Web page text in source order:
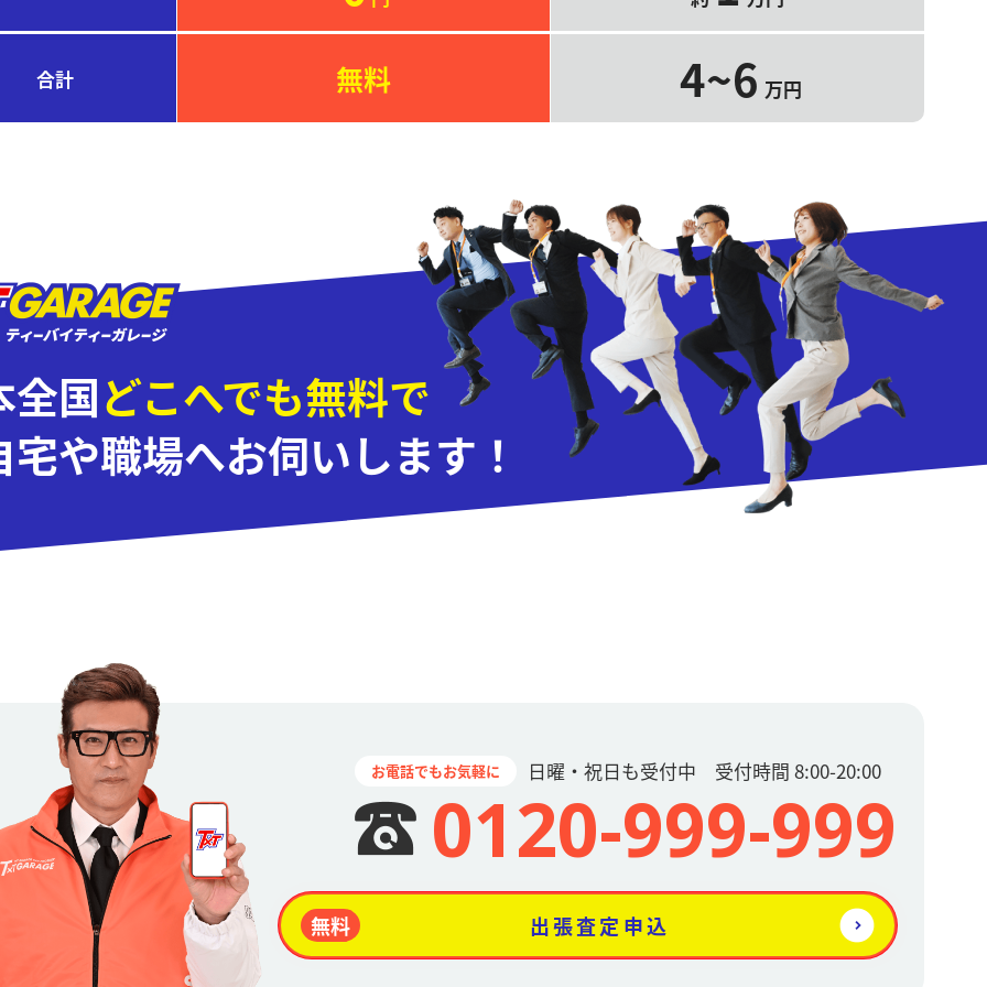
合計 無料 4~6 万円
全国どこへでも無料で
宅や職場へお伺いします！
お電話でもお気軽に 日曜・祝日も受付中 受付時間 8:00-20:00
0120-999-999
無料 出張査定申込